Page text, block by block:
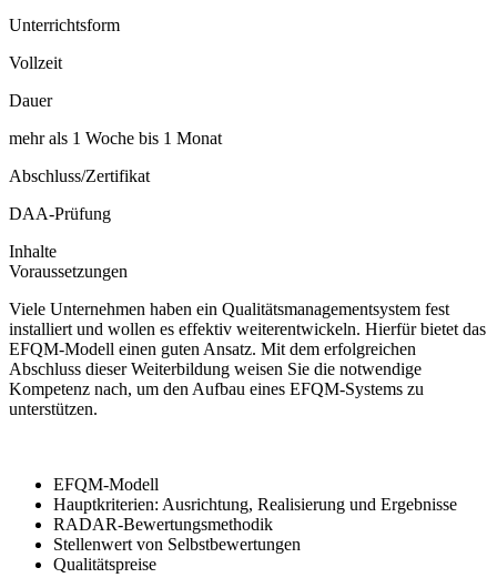
Unterrichtsform
Vollzeit
Dauer
mehr als 1 Woche bis 1 Monat
Abschluss/Zertifikat
DAA-Prüfung
Inhalte
Voraussetzungen
Viele Unternehmen haben ein Qualitätsmanagementsystem fest
installiert und wollen es effektiv weiterentwickeln. Hierfür bietet das
EFQM-Modell einen guten Ansatz. Mit dem erfolgreichen
Abschluss dieser Weiterbildung weisen Sie die notwendige
Kompetenz nach, um den Aufbau eines EFQM-Systems zu
unterstützen.
EFQM-Modell
Hauptkriterien: Ausrichtung, Realisierung und Ergebnisse
RADAR-Bewertungsmethodik
Stellenwert von Selbstbewertungen
Qualitätspreise